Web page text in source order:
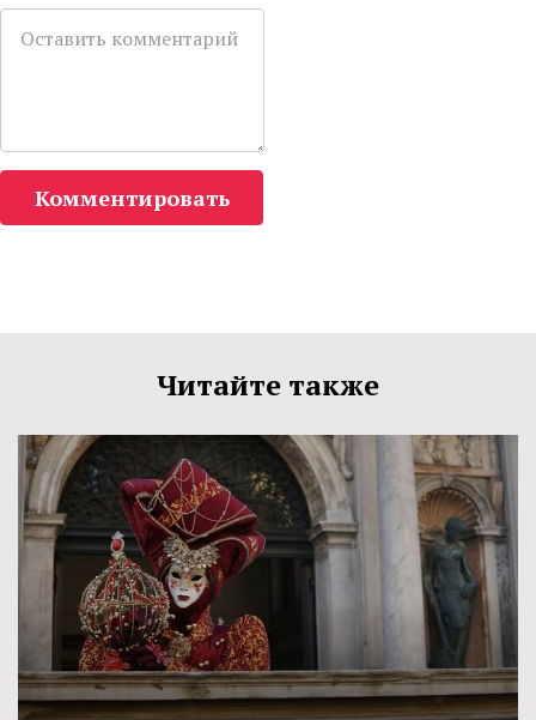
Комментировать
Читайте также